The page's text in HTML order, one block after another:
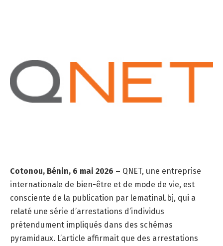
Cotonou, Bénin, 6 mai 2026 – QNET, une entreprise
internationale de bien-être et de mode de vie, est
consciente de la publication par lematinal.bj, qui a
relaté une série d’arrestations d’individus
prétendument impliqués dans des schémas
pyramidaux. L’article affirmait que des arrestations